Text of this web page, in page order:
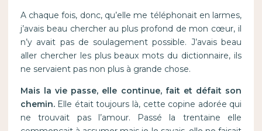
A chaque fois, donc, qu’elle me téléphonait en larmes,
j’avais beau chercher au plus profond de mon cœur, il
n’y avait pas de soulagement possible. J’avais beau
aller chercher les plus beaux mots du dictionnaire, ils
ne servaient pas non plus à grande chose.
Mais la vie passe, elle continue, fait et défait son
chemin.Elle était toujours là, cette copine adorée qui
ne trouvait pas l’amour. Passé la trentaine elle